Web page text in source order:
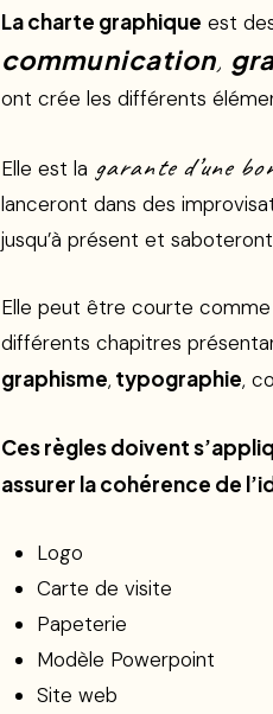
La charte graphique est
communication,
ont crée les différents
Elle est la garante d’une
lanceront dans des
jusqu’à présent et
Elle peut être courte
différents chapitres
graphisme,typographie,
Ces règles doivent
assurer la cohérence de
Logo
Carte de visite
Papeterie
Modèle Powerpoint
Site web